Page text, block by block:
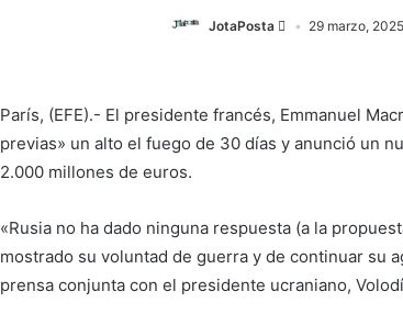
JotaPosta 29 marzo, 2025
París, (EFE).- El presidente francés, Emmanuel
previas» un alto el fuego de 30 días y anunció un
2.000 millones de euros.
«Rusia no ha dado ninguna respuesta (a la
mostrado su voluntad de guerra y de continuar su
prensa conjunta con el presidente ucraniano,